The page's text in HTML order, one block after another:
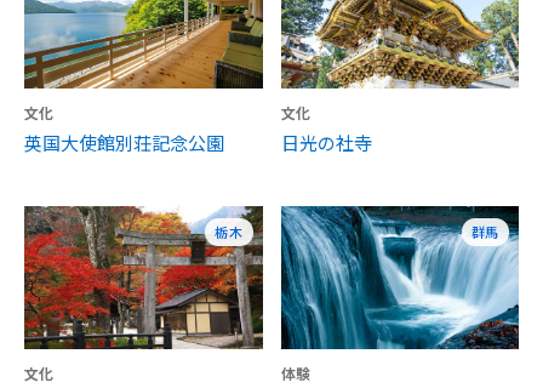
文化
英国大使館別荘記念公園
文化
日光の社寺
栃木
文化
群馬
体験